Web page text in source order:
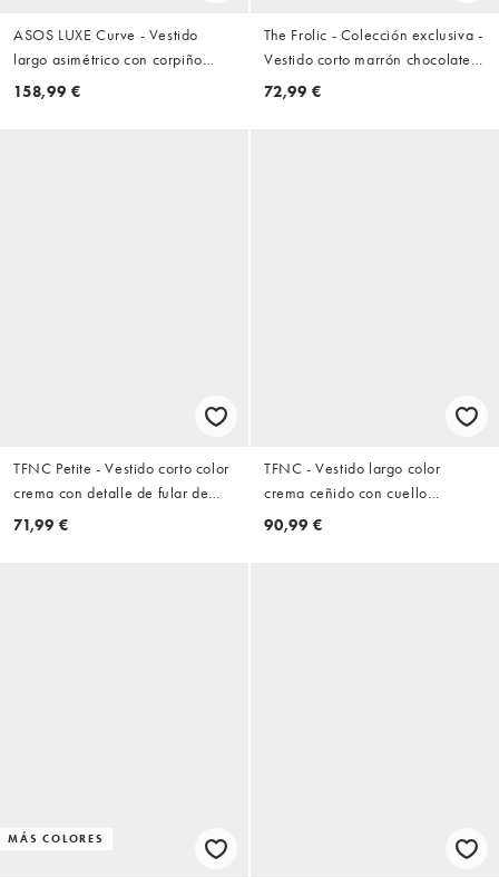
ASOS LUXE Curve - Vestido
largo asimétrico con corpiño
plisado
158,99 €
The Frolic - Colección exclusiva -
Vestido corto marrón chocolate
con bajo asimétrico y detalle de
72,99 €
TFNC Petite - Vestido corto color
crema con detalle de fular de
satén
71,99 €
TFNC - Vestido largo color
crema ceñido con cuello
desbocado, espalda al aire y
90,99 €
MÁS COLORES